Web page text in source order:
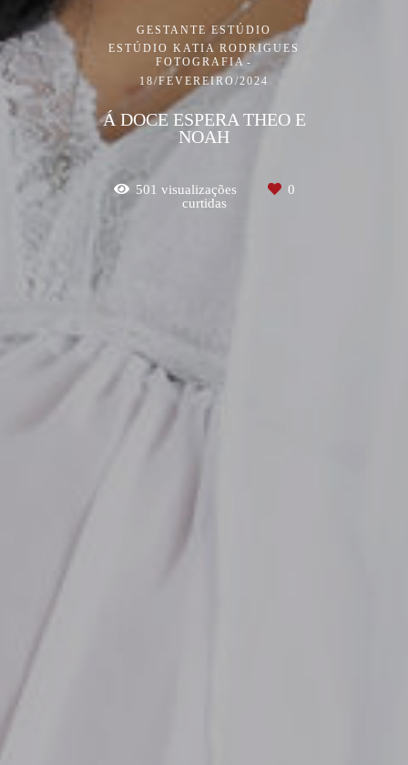
GESTANTE ESTÚDIO
ESTÚDIO KATIA RODRIGUES
FOTOGRAFIA
18/FEVEREIRO/2024
Á DOCE ESPERA THEO E
NOAH
501 visualizações
0
curtidas